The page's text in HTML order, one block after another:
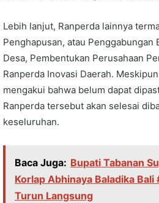
Lebih lanjut, Ranperda lainnya
Penghapusan, atau Penggabungan
Desa, Pembentukan Perusahaan
Ranperda Inovasi Daerah.
mengakui bahwa belum dapat
Ranperda tersebut akan selesai
keseluruhan.
Baca Juga: Bupati Tabanan
Korlap Abhinaya Baladika Bali
Turun Langsung